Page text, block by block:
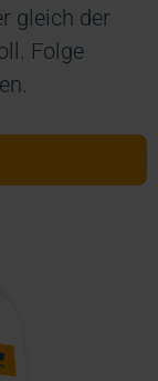
gleich der
Folge